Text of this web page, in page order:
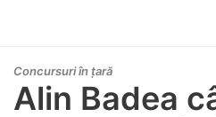
Concursuri în țară
Alin Badea